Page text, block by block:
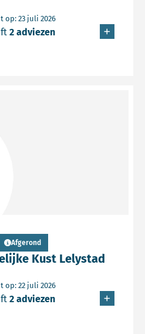
op: 23 juli 2026
2 adviezen
Kust Lelystad
Afgerond
op: 22 juli 2026
2 adviezen